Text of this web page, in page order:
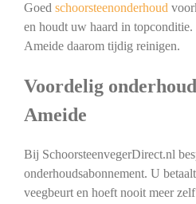
Goed schoorsteenonderhoud
en houdt uw haard in
Ameide daarom tijdig reinigen.
Voordelig
Ameide
Bij SchoorsteenvegerDirect.nl
onderhoudsabonnement. U
veegbeurt en hoeft nooit meer